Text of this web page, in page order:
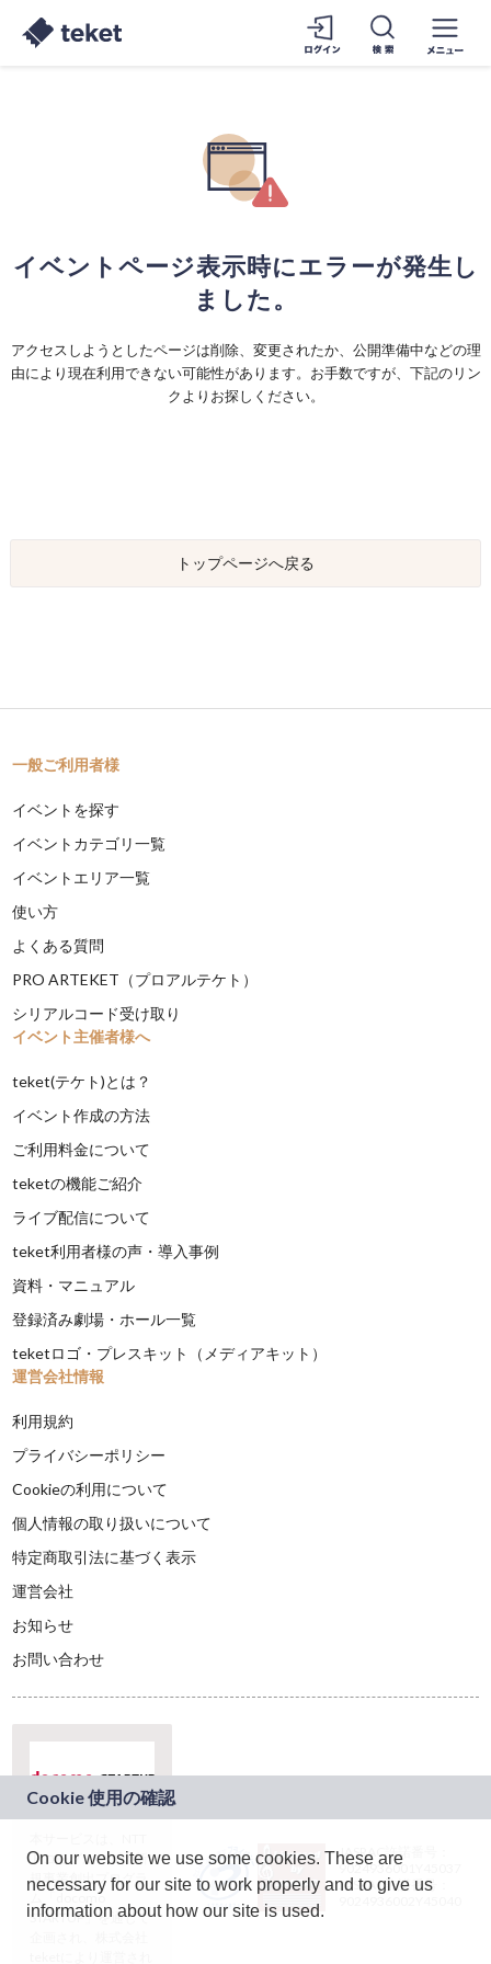
イベントページ表示時にエラーが発生し
ました。
アクセスしようとしたページは削除、変更されたか、公開準備中などの理
由により現在利用できない可能性があります。お手数ですが、下記のリン
クよりお探しください。
トップページへ戻る
一般ご利用者様
イベントを探す
イベントカテゴリ一覧
イベントエリア一覧
使い方
よくある質問
PRO ARTEKET（プロアルテケト）
シリアルコード受け取り
イベント主催者様へ
teket(テケト)とは？
イベント作成の方法
ご利用料金について
teketの機能ご紹介
ライブ配信について
teket利用者様の声・導入事例
資料・マニュアル
登録済み劇場・ホール一覧
teketロゴ・プレスキット（メディアキット）
運営会社情報
利用規約
プライバシーポリシー
Cookieの利用について
個人情報の取り扱いについて
特定商取引法に基づく表示
運営会社
お知らせ
お問い合わせ
ドコモグループの新
規事業創出プログラ
ム「docomo
STARTUP」を通じて
JASRAC許諾番号：
9024936001Y45037
JASRAC許諾番号：
On our website we use some cookies. These are
necessary for our site to work properly and to give us
information about how our site is used.